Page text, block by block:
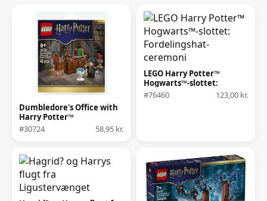
Dumbledore's Office with
Harry Potter™
#30724
58,95 kr.
LEGO Harry Potter™
Hogwarts™-slottet:
Fordelingshat-ceremoni
#76460 123,00 kr.